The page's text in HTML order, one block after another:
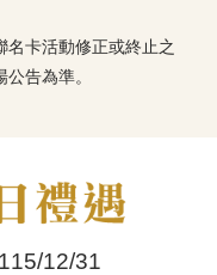
卡活動修正或終止之
告為準。
12/31